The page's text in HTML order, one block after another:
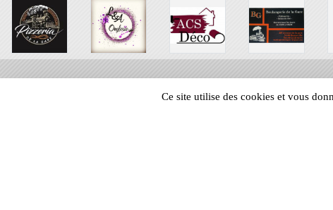
Ce site utilise des cookies et vous